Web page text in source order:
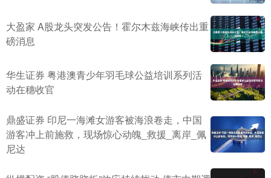
大盈家 A股龙头突发公告！霍尔木兹海峡传出重
磅消息
华生证券 粤港澳青少年羽毛球公益培训系列活
动在穗收官
鼎盛证券 印尼一海滩女游客被海浪卷走，中国
游客冲上前施救，现场惊心动魄_救援_离岸_佩
尼达